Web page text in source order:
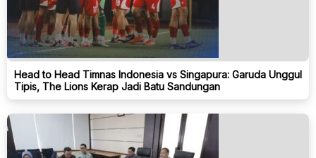
Head to Head Timnas Indonesia vs Singapura: Garuda Unggul
Tipis, The Lions Kerap Jadi Batu Sandungan